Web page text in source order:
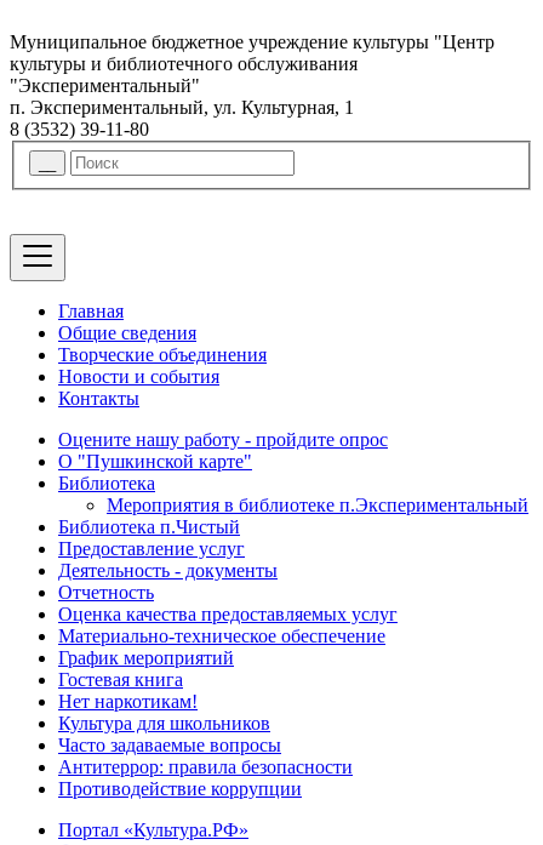
Муниципальное бюджетное учреждение культуры "Центр
культуры и библиотечного обслуживания
"Экспериментальный"
п. Экспериментальный, ул. Культурная, 1
8 (3532) 39-11-80
Главная
Общие сведения
Творческие объединения
Новости и события
Контакты
Оцените нашу работу - пройдите опрос
О "Пушкинской карте"
Библиотека
Мероприятия в библиотеке п.Экспериментальный
Библиотека п.Чистый
Предоставление услуг
Деятельность - документы
Отчетность
Оценка качества предоставляемых услуг
Материально-техническое обеспечение
График мероприятий
Гостевая книга
Нет наркотикам!
Культура для школьников
Часто задаваемые вопросы
Антитеррор: правила безопасности
Противодействие коррупции
Портал «Культура.РФ»